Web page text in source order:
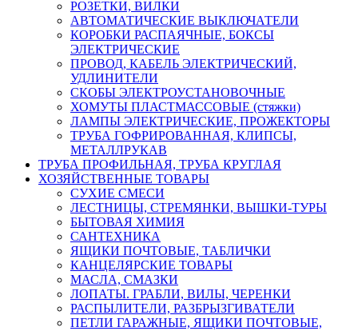
РОЗЕТКИ, ВИЛКИ
АВТОМАТИЧЕСКИЕ ВЫКЛЮЧАТЕЛИ
КОРОБКИ РАСПАЯЧНЫЕ, БОКСЫ
ЭЛЕКТРИЧЕСКИЕ
ПРОВОД, КАБЕЛЬ ЭЛЕКТРИЧЕСКИЙ,
УДЛИНИТЕЛИ
СКОБЫ ЭЛЕКТРОУСТАНОВОЧНЫЕ
ХОМУТЫ ПЛАСТМАССОВЫЕ (стяжки)
ЛАМПЫ ЭЛЕКТРИЧЕСКИЕ, ПРОЖЕКТОРЫ
ТРУБА ГОФРИРОВАННАЯ, КЛИПСЫ,
МЕТАЛЛРУКАВ
ТРУБА ПРОФИЛЬНАЯ, ТРУБА КРУГЛАЯ
ХОЗЯЙСТВЕННЫЕ ТОВАРЫ
СУХИЕ СМЕСИ
ЛЕСТНИЦЫ, СТРЕМЯНКИ, ВЫШКИ-ТУРЫ
БЫТОВАЯ ХИМИЯ
САНТЕХНИКА
ЯЩИКИ ПОЧТОВЫЕ, ТАБЛИЧКИ
КАНЦЕЛЯРСКИЕ ТОВАРЫ
МАСЛА, СМАЗКИ
ЛОПАТЫ. ГРАБЛИ, ВИЛЫ, ЧЕРЕНКИ
РАСПЫЛИТЕЛИ, РАЗБРЫЗГИВАТЕЛИ
ПЕТЛИ ГАРАЖНЫЕ, ЯЩИКИ ПОЧТОВЫЕ,